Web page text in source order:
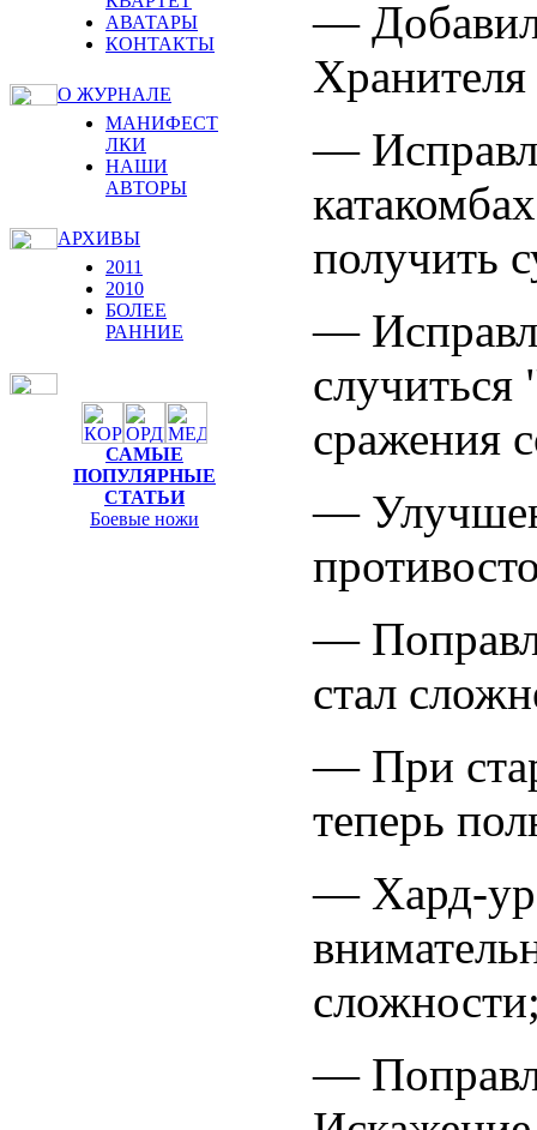
АВАТАРЫ
КОНТАКТЫ
О ЖУРНАЛЕ
МАНИФЕСТ
ЛКИ
НАШИ
АВТОРЫ
АРХИВЫ
2011
2010
БОЛЕЕ
РАННИЕ
САМЫЕ
ПОПУЛЯРНЫЕ
СТАТЬИ
Боевые ножи
—
—
получить
—
случиться
сражения
—
—
стал
— При
теперь
— Хард-
—